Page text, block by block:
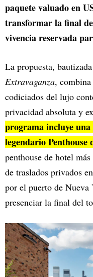
paquete valuado en
transformar la final
vivencia reservada
La propuesta,
Extravaganza,
codiciados del lujo
privacidad absoluta y
programa incluye una
legendario
penthouse de hotel
de traslados privados
por el puerto de
presenciar la final del